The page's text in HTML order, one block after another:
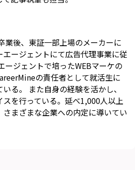
業後、東証一部上場のメーカーに
ージェントにて広告代理事業に従
ージェントで培ったWEBマーケの
の責任者として就活生に
る。 また自身の経験を活かし、
を行っている。延べ1,000人以上
まざまな企業への内定に導いてい